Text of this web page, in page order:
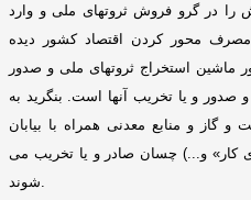
را در گرو فروش ثروتهای ملی و وارد
مصرف محور کردن اقتصاد کشور دیده
ماشین استخراج ثروتهای ملی و صدور
و صدور و یا تخریب آنها است. بنگرید به
و گاز و منابع معدنی همراه با بیابان
کار » و ...) چسان صادر و یا تخریب می
شوند